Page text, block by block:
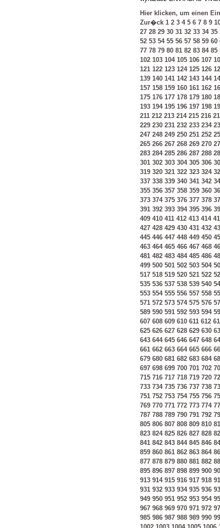
Hier klicken, um einen
Zur�ck 1 2 3 4 5 6 7 8 9
27 28 29 30 31 32 33 34 35
52 53 54 55 56 57 58 59 60
77 78 79 80 81 82 83 84 85
102 103 104 105 106 107
121 122 123 124 125 126
139 140 141 142 143 144
157 158 159 160 161 162
175 176 177 178 179 180
193 194 195 196 197 198
211 212 213 214 215 216
229 230 231 232 233 234
247 248 249 250 251 252
265 266 267 268 269 270
283 284 285 286 287 288
301 302 303 304 305 306
319 320 321 322 323 324
337 338 339 340 341 342
355 356 357 358 359 360
373 374 375 376 377 378
391 392 393 394 395 396
409 410 411 412 413 414
427 428 429 430 431 432
445 446 447 448 449 450
463 464 465 466 467 468
481 482 483 484 485 486
499 500 501 502 503 504
517 518 519 520 521 522
535 536 537 538 539 540
553 554 555 556 557 558
571 572 573 574 575 576
589 590 591 592 593 594
607 608 609 610 611 612
625 626 627 628 629 630
643 644 645 646 647 648
661 662 663 664 665 666
679 680 681 682 683 684
697 698 699 700 701 702
715 716 717 718 719 720
733 734 735 736 737 738
751 752 753 754 755 756
769 770 771 772 773 774
787 788 789 790 791 792
805 806 807 808 809 810
823 824 825 826 827 828
841 842 843 844 845 846
859 860 861 862 863 864
877 878 879 880 881 882
895 896 897 898 899 900
913 914 915 916 917 918
931 932 933 934 935 936
949 950 951 952 953 954
967 968 969 970 971 972
985 986 987 988 989 990